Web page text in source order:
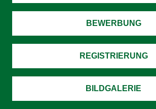
BEWERBUNG
REGISTRIERUNG
BILDGALERIE